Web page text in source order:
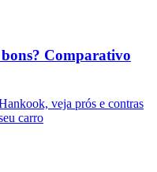
Comparativo
veja prós e contras
carro